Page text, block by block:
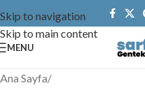
Skip to navigation
Skip to main content
MENU
Ana Sayfa/